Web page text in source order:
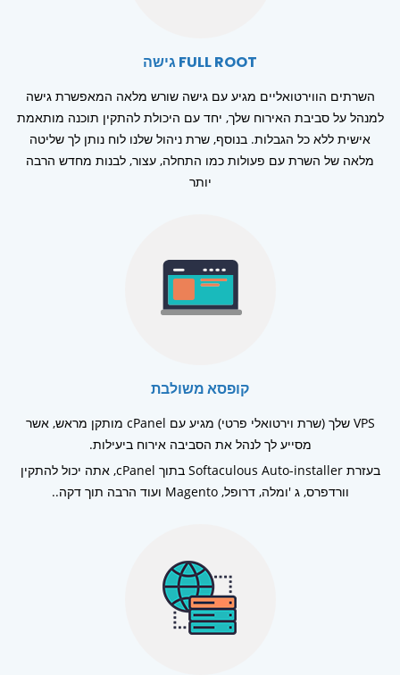
FULL ROOT גישה
השרתים הווירטואליים מגיע עם גישה שורש מלאה המאפשרת גישה
למנהל על סביבת האירוח שלך, יחד עם היכולת להתקין תוכנה מותאמת
אישית ללא כל הגבלות. בנוסף, שרת ניהול שלנו לוח נותן לך שליטה
מלאה של השרת עם פעולות כמו התחלה, עצור, לבנות מחדש הרבה
יותר
קופסא משולבת
VPS שלך (שרת וירטואלי פרטי) מגיע עם cPanel מותקן מראש, אשר
מסייע לך לנהל את הסביבה אירוח ביעילות.
בעזרת Softaculous Auto-installer בתוך cPanel, אתה יכול להתקין
וורדפרס, ג 'ומלה, דרופל, Magento ועוד הרבה תוך דקה..